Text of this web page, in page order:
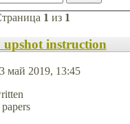
1 из 1
upshot instruction
май 2019, 13:45